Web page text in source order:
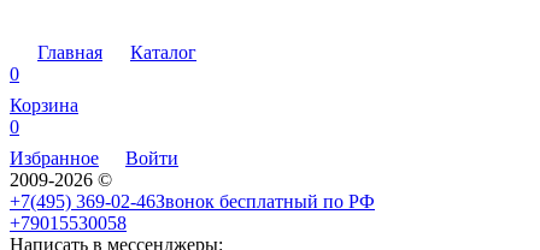
Главная
Каталог
0
Корзина
0
Избранное
Войти
2009-2026 ©
+7(495) 369-02-46Звонок бесплатный по РФ
+79015530058
Написать в мессенджеры: